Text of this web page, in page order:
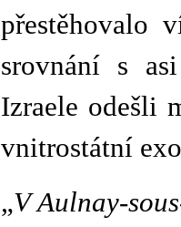
přestěhovalo
srovnání s
Izraele odešli
vnitrostátní
„V Aulnay-